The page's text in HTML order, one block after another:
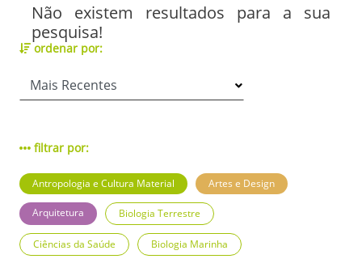
Não existem resultados para a sua
pesquisa!
ordenar por:
filtrar por:
Antropologia e Cultura Material Artes e Design
Arquitetura Biologia Terrestre
Ciências da Saúde Biologia Marinha